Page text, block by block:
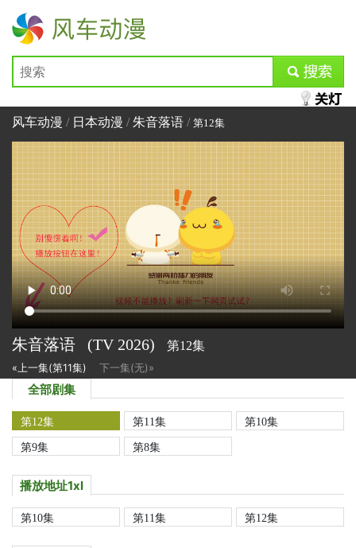
风车动漫
submit
风车动漫 / 日本动漫 /朱音落语 / 第12集
朱音落语 (TV 2026) 第12集
«上一集(第11集) 下一集(无)»
全部剧集
第12集 第11集
第10集
第9集
第8集
播放地址1xl
第10集 第11集 第12集